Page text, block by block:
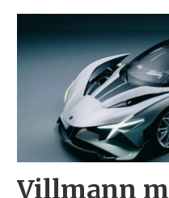
Villmann